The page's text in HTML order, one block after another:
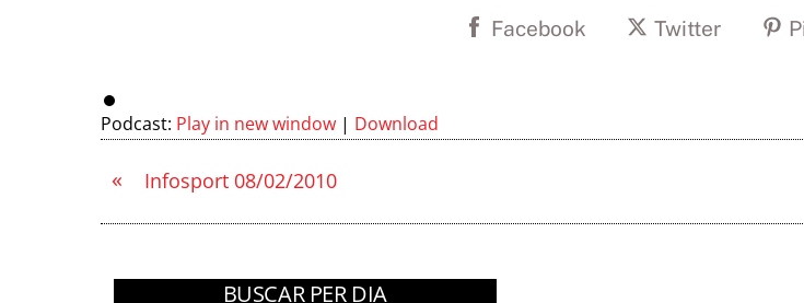
Facebook Twitter
Podcast: Play in new window | Download
« Infosport 08/02/2010
BUSCAR PER DIA